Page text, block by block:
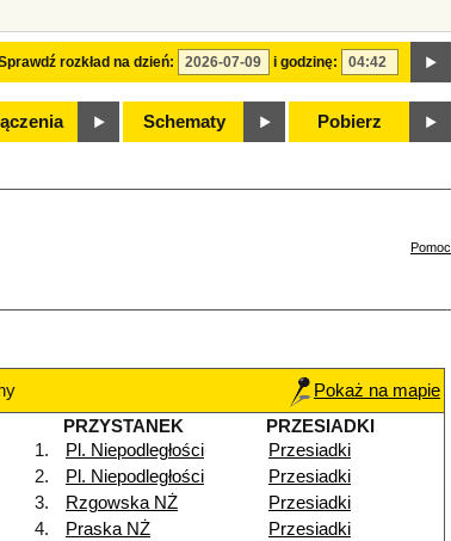
rozkład na dzień: i godzinę:
Schematy Pobierz
Pomoc
Pokaż na mapie
PRZYSTANEK
PRZESIADKI
1.
Pl. Niepodległości
Przesiadki
2. Pl. Niepodległości
Przesiadki
3. Rzgowska NŻ
Przesiadki
4. Praska NŻ
Przesiadki